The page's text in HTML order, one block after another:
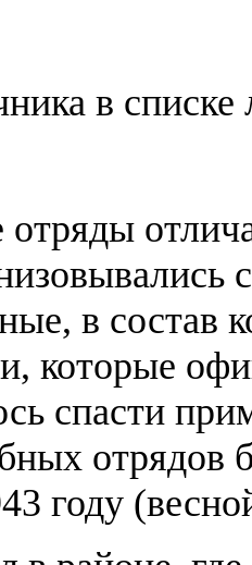
в списке
отряды
в состав
которые
спасти
году